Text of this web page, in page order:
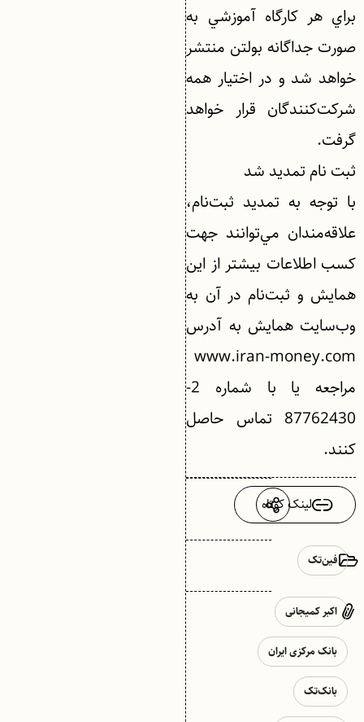
براي هر كارگاه آموزشي به
صورت جداگانه بولتن منتشر
خواهد شد و در اختيار همه
شركت‌كنندگان قرار خواهد
گرفت.
ثبت نام تمديد شد
با توجه به تمديد ثبت‌نام،
علاقه‌مندان مي‌توانند جهت
كسب اطلاعات بيشتر از اين
همايش و ثبت‌نام در آن به
وب‌سايت همايش به آدرس
www.iran-money.com
مراجعه يا با شماره 2-
87762430 تماس حاصل
كنند.
لینک کوتاه
فین‌تک
اكبر كميجانی
بانک مرکزی ایران
بانک‌تک